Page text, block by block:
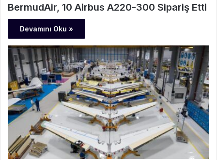
BermudAir, 10 Airbus A220-300 Sipariş Etti
Devamını Oku »